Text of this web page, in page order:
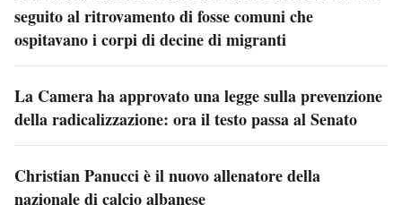
seguito al ritrovamento di fosse comuni che
ospitavano i corpi di decine di migranti
La Camera ha approvato una legge sulla prevenzione
della radicalizzazione: ora il testo passa al Senato
Christian Panucci è il nuovo allenatore della
nazionale di calcio albanese